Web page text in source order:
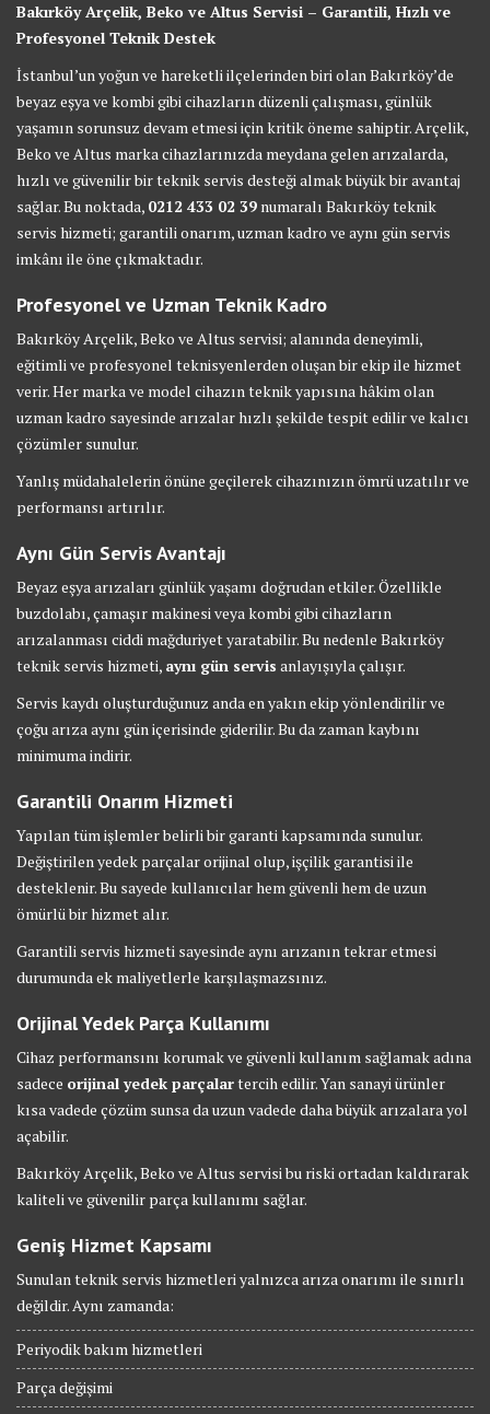
Bakırköy Arçelik, Beko ve Altus Servisi – Garantili, Hızlı ve
Profesyonel Teknik Destek
İstanbul’un yoğun ve hareketli ilçelerinden biri olan Bakırköy’de
beyaz eşya ve kombi gibi cihazların düzenli çalışması, günlük
yaşamın sorunsuz devam etmesi için kritik öneme sahiptir. Arçelik,
Beko ve Altus marka cihazlarınızda meydana gelen arızalarda,
hızlı ve güvenilir bir teknik servis desteği almak büyük bir avantaj
sağlar. Bu noktada, 0212 433 02 39 numaralı Bakırköy teknik
servis hizmeti; garantili onarım, uzman kadro ve aynı gün servis
imkânı ile öne çıkmaktadır.
Profesyonel ve Uzman Teknik Kadro
Bakırköy Arçelik, Beko ve Altus servisi; alanında deneyimli,
eğitimli ve profesyonel teknisyenlerden oluşan bir ekip ile hizmet
verir. Her marka ve model cihazın teknik yapısına hâkim olan
uzman kadro sayesinde arızalar hızlı şekilde tespit edilir ve kalıcı
çözümler sunulur.
Yanlış müdahalelerin önüne geçilerek cihazınızın ömrü uzatılır ve
performansı artırılır.
Aynı Gün Servis Avantajı
Beyaz eşya arızaları günlük yaşamı doğrudan etkiler. Özellikle
buzdolabı, çamaşır makinesi veya kombi gibi cihazların
arızalanması ciddi mağduriyet yaratabilir. Bu nedenle Bakırköy
teknik servis hizmeti, aynı gün servis anlayışıyla çalışır.
Servis kaydı oluşturduğunuz anda en yakın ekip yönlendirilir ve
çoğu arıza aynı gün içerisinde giderilir. Bu da zaman kaybını
minimuma indirir.
Garantili Onarım Hizmeti
Yapılan tüm işlemler belirli bir garanti kapsamında sunulur.
Değiştirilen yedek parçalar orijinal olup, işçilik garantisi ile
desteklenir. Bu sayede kullanıcılar hem güvenli hem de uzun
ömürlü bir hizmet alır.
Garantili servis hizmeti sayesinde aynı arızanın tekrar etmesi
durumunda ek maliyetlerle karşılaşmazsınız.
Orijinal Yedek Parça Kullanımı
Cihaz performansını korumak ve güvenli kullanım sağlamak adına
sadece orijinal yedek parçalartercih edilir. Yan sanayi ürünler
kısa vadede çözüm sunsa da uzun vadede daha büyük arızalara yol
açabilir.
Bakırköy Arçelik, Beko ve Altus servisi bu riski ortadan kaldırarak
kaliteli ve güvenilir parça kullanımı sağlar.
Geniş Hizmet Kapsamı
Sunulan teknik servis hizmetleri yalnızca arıza onarımı ile sınırlı
değildir. Aynı zamanda:
Periyodik bakım hizmetleri
Parça değişimi